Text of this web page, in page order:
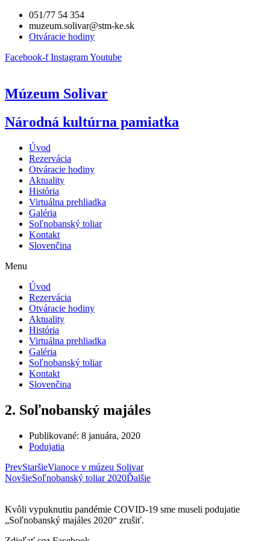
Preskočiť
obsah
051/77 54 354
muzeum.solivar@stm-ke.sk
Otváracie hodiny
Facebook-f InstagramYoutube
Múzeum Solivar
Národná kultúrna pamiatka
Úvod
Rezervácia
Otváracie hodiny
Aktuality
História
Virtuálna prehliadka
Galéria
Soľnobanský toliar
Kontakt
Slovenčina
Menu
Úvod
Rezervácia
Otváracie hodiny
Aktuality
História
Virtuálna prehliadka
Galéria
Soľnobanský toliar
Kontakt
Slovenčina
2. Soľnobanský majáles
Publikované: 8 januára, 2020
Podujatia
PrevStaršieVianoce v múzeu Solivar
NovšieSoľnobanský toliar 2020Ďalšie
Kvôli vypuknutiu pandémie COVID-19 sme museli podujatie
„Soľnobanský majáles 2020“ zrušiť.